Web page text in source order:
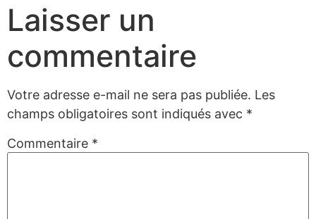
Laisser un
commentaire
Votre adresse e-mail ne sera pas publiée. Les
champs obligatoires sont indiqués avec *
Commentaire *